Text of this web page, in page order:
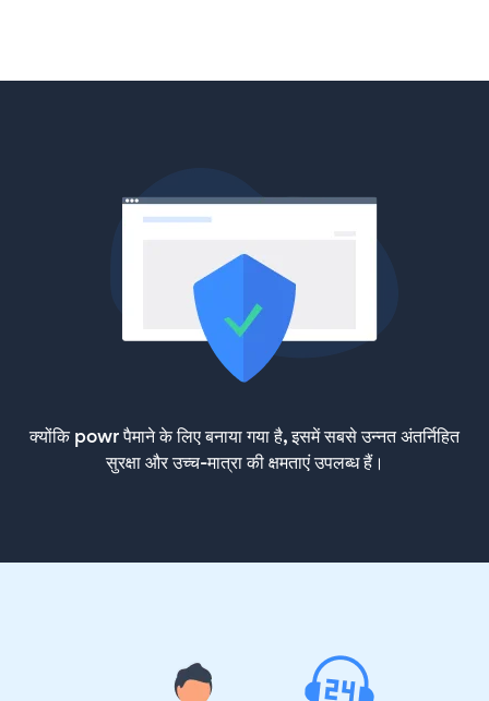
क्योंकि powr पैमाने के लिए बनाया गया है, इसमें सबसे उन्नत अंतर्निहित
सुरक्षा और उच्च-मात्रा की क्षमताएं उपलब्ध हैं।